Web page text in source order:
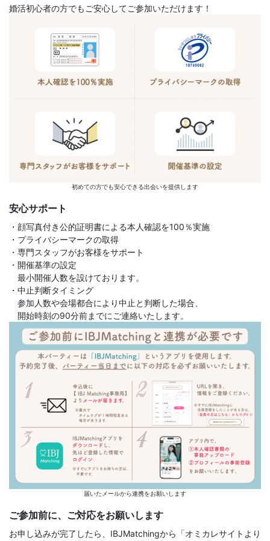
婚活初心者の方でもご安心してご参加いただけます！
初めての方でも安心できる出会いを提供します
安心サポート
・顔写真付き公的証明書による本人確認を100％実施
・プライバシーマークの取得
・専門スタッフがお客様をサポート
・開催基準の設定
最小開催人数を設けております。
・中止判断タイミング
参加人数や会場都合により中止と判断した場合、
開始時刻の90分前までにご連絡いたします。
届いたメールから連携をお願いします
ご参加前に、ご対応をお願いします
お申し込みが完了したら、IBJMatchingから「オミカレサイトより